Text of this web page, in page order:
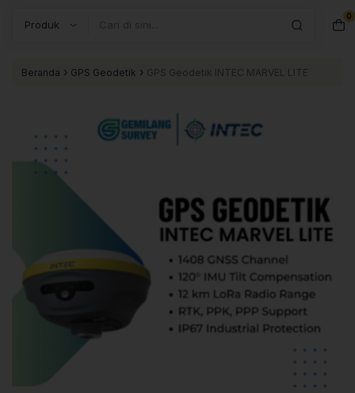
0
Beranda › GPS Geodetik › GPS Geodetik INTEC MARVEL LITE